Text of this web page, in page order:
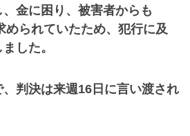
金に困り、被害者からも
められていたため、犯行に及
した。
判決は来週16日に言い渡され